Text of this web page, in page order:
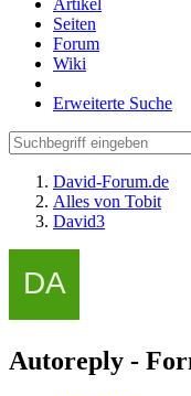
Artikel
Seiten
Forum
Wiki
Erweiterte Suche
David-Forum.de
Alles von Tobit
David3
Autoreply -